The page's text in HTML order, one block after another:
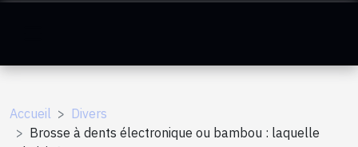
Accueil
Divers
Brosse à dents électronique ou bambou : laquelle